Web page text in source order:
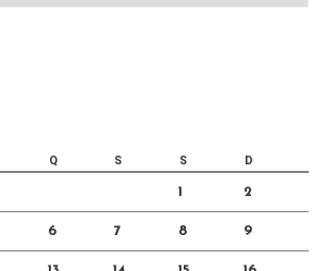
Q S S D
1 2
6 7 8 9